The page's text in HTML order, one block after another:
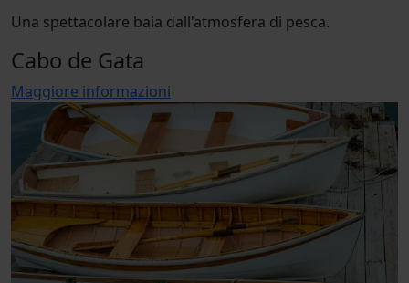
Una spettacolare baia dall'atmosfera di pesca.
Cabo de Gata
Maggiore informazioni